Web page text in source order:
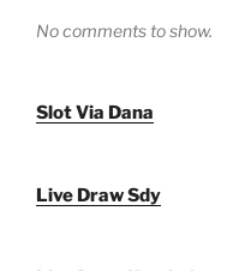
No comments to show.
Slot Via Dana
Live Draw Sdy